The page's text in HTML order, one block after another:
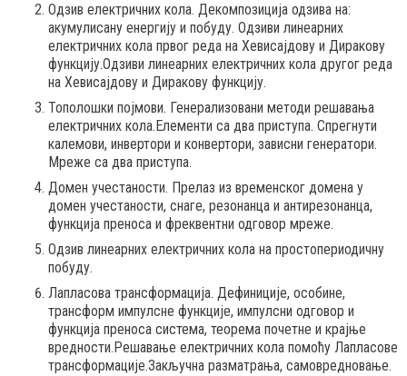
Одзив електричних кола. Декомпозиција одзива на:
акумулисану енергију и побуду. Одзиви линеарних
електричних кола првог реда на Хевисајдову и Диракову
функцију.Одзиви линеарних електричних кола другог реда
на Хевисајдову и Диракову функцију.
Тополошки појмови. Генерализовани методи решавања
електричних кола.Елементи са два приступа. Спрегнути
калемови, инвертори и конвертори, зависни генератори.
Мреже са два приступа.
Домен учестаности. Прелаз из временског домена у
домен учестаности, снаге, резонанца и антирезонанца,
функција преноса и фреквентни одговор мреже.
Одзив линеарних електричних кола на простопериодичну
побуду.
Лапласова трансформација. Дефиниције, особине,
трансформ импулсне функције, импулсни одговор и
функција преноса система, теорема почетне и крајње
вредности.Решавање електричних кола помоћу Лапласове
трансформације.Закључна разматрања, самовредновање.